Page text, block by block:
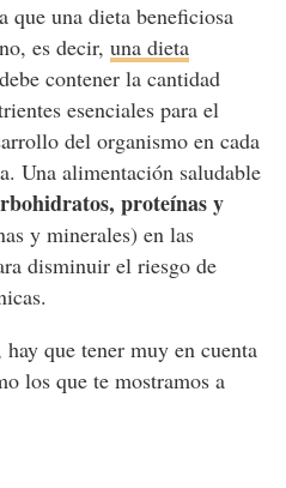
que una dieta beneficiosa
es decir, una dieta
contener la cantidad
esenciales para el
del organismo en cada
Una alimentación saludable
proteínas y
y minerales) en las
disminuir el riesgo de
que tener muy en cuenta
los que te mostramos a